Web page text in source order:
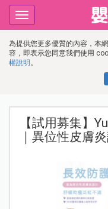
為提供您更多優質的內容，本
容，即表示您同意我們使用
權說明 。
Toggle
navigation
【試用募集】
｜異位性皮膚